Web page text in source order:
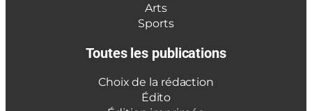
Arts
Sports
Toutes les publications
Choix de la rédaction
Édito